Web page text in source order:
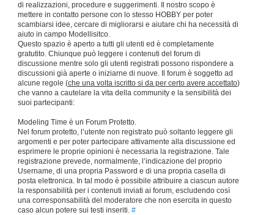
di realizzazioni, procedure e suggerimenti. Il nostro scopo è
mettere in contatto persone con lo stesso HOBBY per poter
scambiarsi idee, cercare di migliorarsi e aiutare chi ha necessità di
aiuto in campo Modellisitco.
Questo spazio è aperto a tutti gli utenti ed è completamente
gratutito. Chiunque può leggere i contenuti del forum di
discussione mentre solo gli utenti registrati possono rispondere a
discussioni già aperte o iniziarne di nuove. Il forum è soggetto ad
alcune regole (che una volta iscritto si da per certo avere accettato)
che vanno a cautelare la vita della community e la sensibilità dei
suoi partecipanti:
Modeling Time è un Forum Protetto.
Nel forum protetto, l’utente non registrato può soltanto leggere gli
argomenti e per poter partecipare attivamente alla discussione ed
esprimere le proprie opinioni è necessaria la registrazione. Tale
registrazione prevede, normalmente, l’indicazione del proprio
Username, di una propria Password e di una propria casella di
posta elettronica. In tal modo è possibile attribuire a ciascun autore
la responsabilità per i contenuti inviati ai forum, escludendo così
una corresponsabilità del moderatore che non esercita in questo
caso alcun potere sui testi inseriti. #